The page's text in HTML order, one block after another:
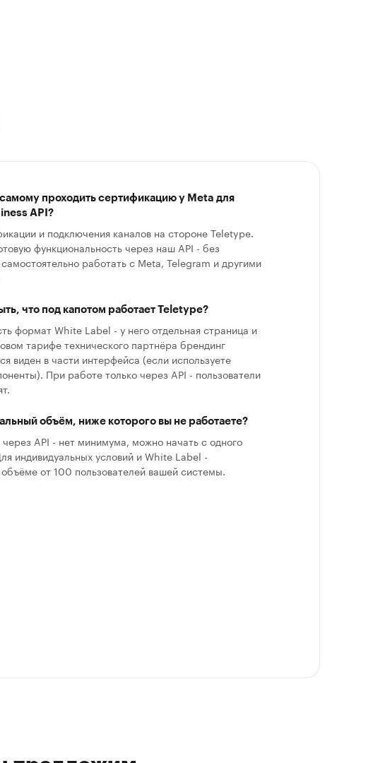
проходить сертификацию у Meta для
API?
и подключения каналов на стороне Teletype.
функциональность через наш API - без
работать с Meta, Telegram и другими
что под капотом работает Teletype?
формат White Label - у него отдельная страница и
тарифе технического партнёра брендинг
виден в части интерфейса (если используете
При работе только через API - пользователи
объём, ниже которого вы не работаете?
через API - нет минимума, можно начать с одного
индивидуальных условий и White Label -
от 100 пользователей вашей системы.